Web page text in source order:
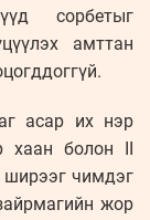
сорбетыг
амттан
асар их нэр
болон II
чимдэг
жор